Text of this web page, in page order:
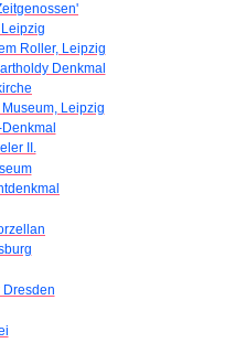
Roller, Leipzig
Denkmal
Leipzig
II.